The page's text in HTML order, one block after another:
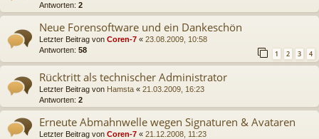
Antworten: 2
Neue Forensoftware und ein Dankeschön
Letzter Beitrag von Coren-7 « 23.08.2009, 10:58
Antworten: 58 1 2 3 4
Rücktritt als technischer Administrator
Letzter Beitrag von Hamsta « 21.03.2009, 16:23
Antworten: 2
Erneute Abmahnwelle wegen Signaturen & Avataren
Letzter Beitrag von Coren-7 « 21.12.2008, 11:23